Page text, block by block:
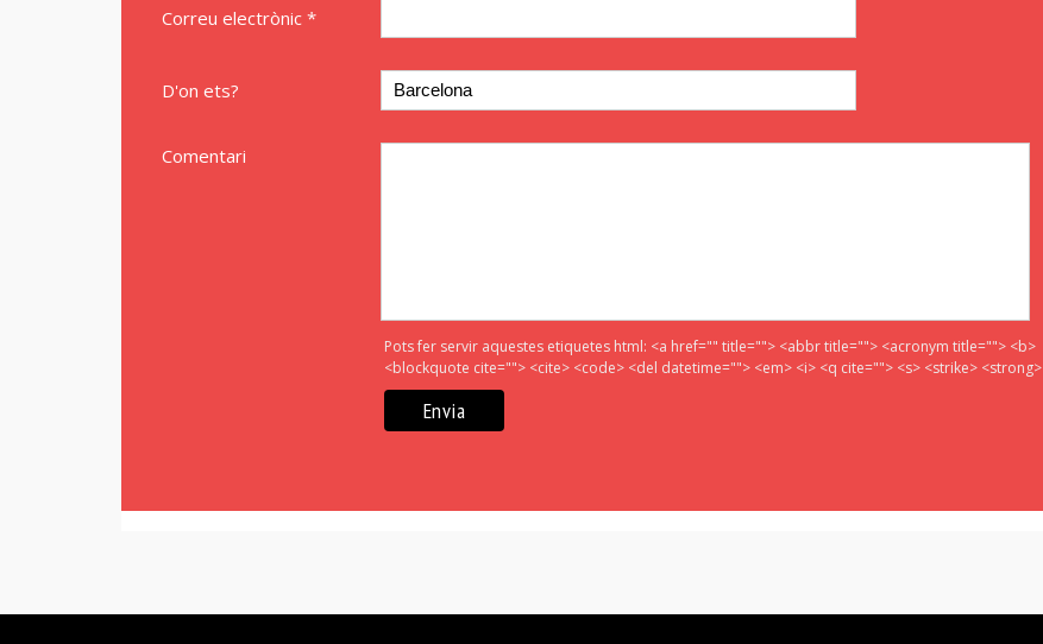
Correu electrònic *
D'on ets?
Comentari
Pots fer servir aquestes etiquetes html: <a href="" title=""> <abbr title=""> <acronym title=""> <b>
<blockquote cite=""> <cite> <code> <del datetime=""> <em> <i> <q cite=""> <s> <strike> <strong>